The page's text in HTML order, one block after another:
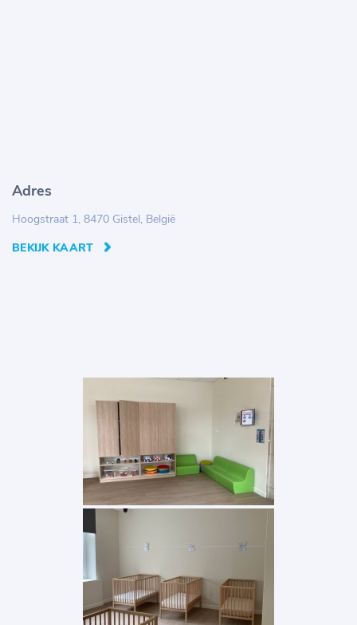
Adres
Hoogstraat 1, 8470 Gistel, België
BEKIJK KAART